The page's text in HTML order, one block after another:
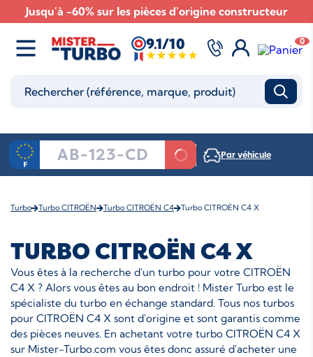
Jusqu'à -60% sur les pièces d'origine constructeur
9.1/10 0
Par véhicule
Turbo Turbo CITROËN Turbo CITROËN C4 Turbo CITROËN C4 X
TURBO CITROËN C4 X
Vous êtes à la recherche d'un turbo pour votre CITROËN
C4 X ? Alors vous êtes au bon endroit ! Mister Turbo est le
spécialiste du turbo en échange standard. Tous nos turbos
pour CITROËN C4 X sont d'origine et sont garantis comme
des pièces neuves. En achetant votre turbo CITROËN C4 X
sur Mister-Turbo.com vous êtes donc assuré d'acheter une